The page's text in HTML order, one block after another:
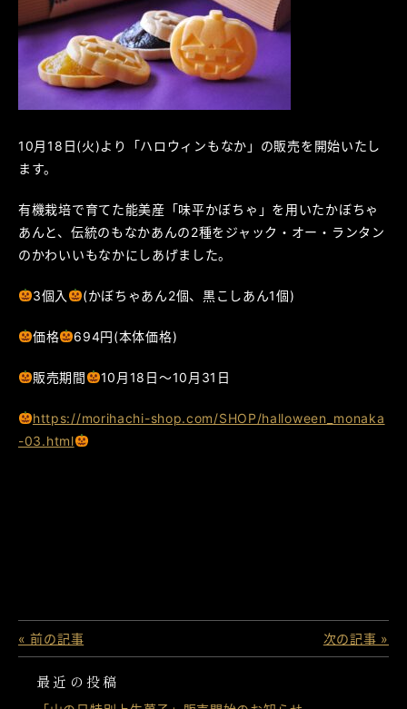
最近の投稿
10月18日(火)より「ハロウィンもなか」の販売を開始いたし
ます。
有機栽培で育てた能美産「味平かぼちゃ」を用いたかぼちゃ
あんと、伝統のもなかあんの2種をジャック・オー・ランタン
のかわいいもなかにしあげました。
3個入 (かぼちゃあん2個、黒こしあん1個)
価格 694円(本体価格)
販売期間 10月18日～10月31日
https://morihachi-shop.com/SHOP/halloween_monaka
-03.html
« 前の記事 次の記事 »